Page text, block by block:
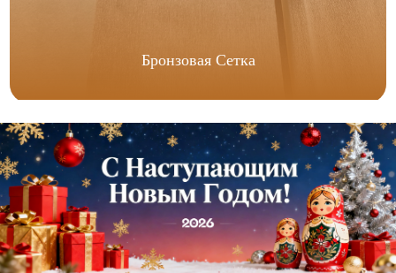
Бронзовая Сетка